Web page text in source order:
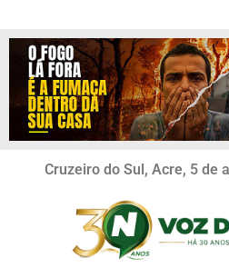
Cruzeiro do Sul, Acre, 5 de